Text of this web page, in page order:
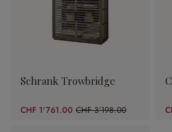
Schrank Trowbridge
CHF 1’761.00 CHF 3’198.00
(44.93% gespart)